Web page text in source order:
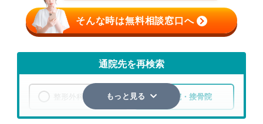
そんな時は無料相談窓口へ
通院先を再検索
整形外科 整骨院・接骨院
もっと見る